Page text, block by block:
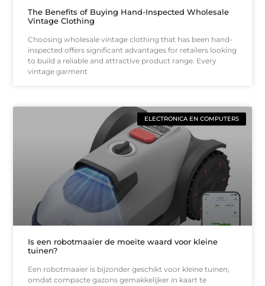
The Benefits of Buying Hand-Inspected Wholesale
Vintage Clothing
Choosing wholesale vintage clothing that has been hand-
inspected offers significant advantages for retailers looking
to build a reliable and attractive product range. Every
vintage garment
ELECTRONICA EN COMPUTERS
Is een robotmaaier de moeite waard voor kleine
tuinen?
Een robotmaaier is bijzonder geschikt voor kleine tuinen,
omdat compacte gazons gemakkelijker in kaart te